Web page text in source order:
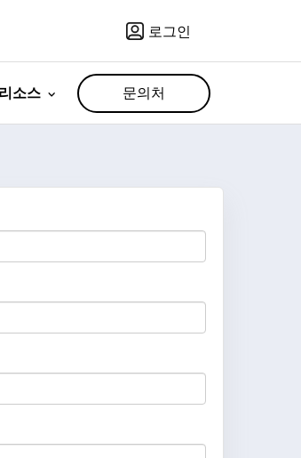
로그인
문의처
리소스